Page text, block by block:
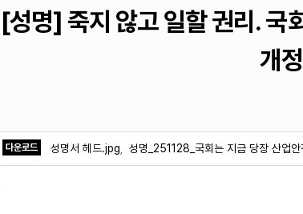
[성명] 죽지 않고 일할 권리. 국
개
다운로드 성명서 헤드.jpg 성명_251128_국회는 지금 당장 산업